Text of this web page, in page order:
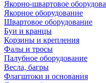
Якорно-швартовое
Якорное оборудование
Швартовое оборудование
Буи и кранцы
Корзины и крепления
Фалы и тросы
Палубное оборудование
Весла, багры
Флагштоки и основания